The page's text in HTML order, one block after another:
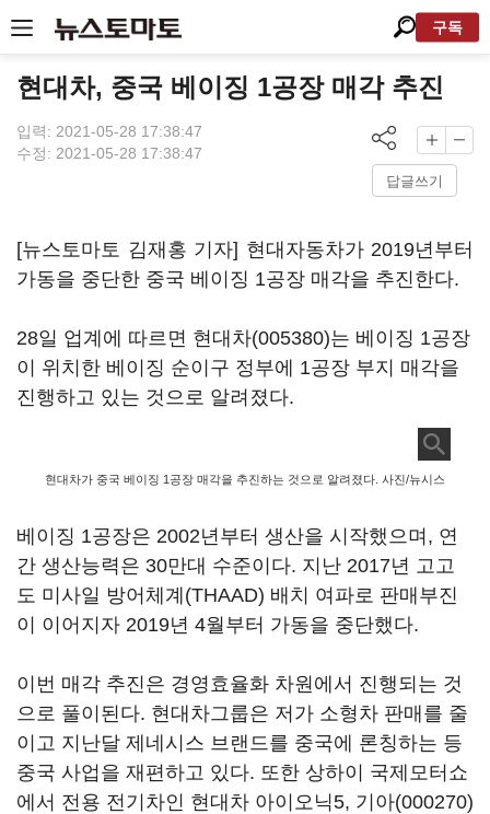
구독
현대차, 중국 베이징 1공장 매각 추진
입력: 2021-05-28 17:38:47
수정: 2021-05-28 17:38:47
답글쓰기
[뉴스토마토 김재홍 기자] 현대자동차가 2019년부터
가동을 중단한 중국 베이징 1공장 매각을 추진한다.
28일 업계에 따르면 현대차(005380)는 베이징 1공장
이 위치한 베이징 순이구 정부에 1공장 부지 매각을
진행하고 있는 것으로 알려졌다.
현대차가 중국 베이징 1공장 매각을 추진하는 것으로 알려졌다. 사진/뉴시스
베이징 1공장은 2002년부터 생산을 시작했으며, 연
간 생산능력은 30만대 수준이다. 지난 2017년 고고
도 미사일 방어체계(THAAD) 배치 여파로 판매부진
이 이어지자 2019년 4월부터 가동을 중단했다.
이번 매각 추진은 경영효율화 차원에서 진행되는 것
으로 풀이된다. 현대차그룹은 저가 소형차 판매를 줄
이고 지난달 제네시스 브랜드를 중국에 론칭하는 등
중국 사업을 재편하고 있다. 또한 상하이 국제모터쇼
에서 전용 전기차인 현대차 아이오닉5, 기아(000270)